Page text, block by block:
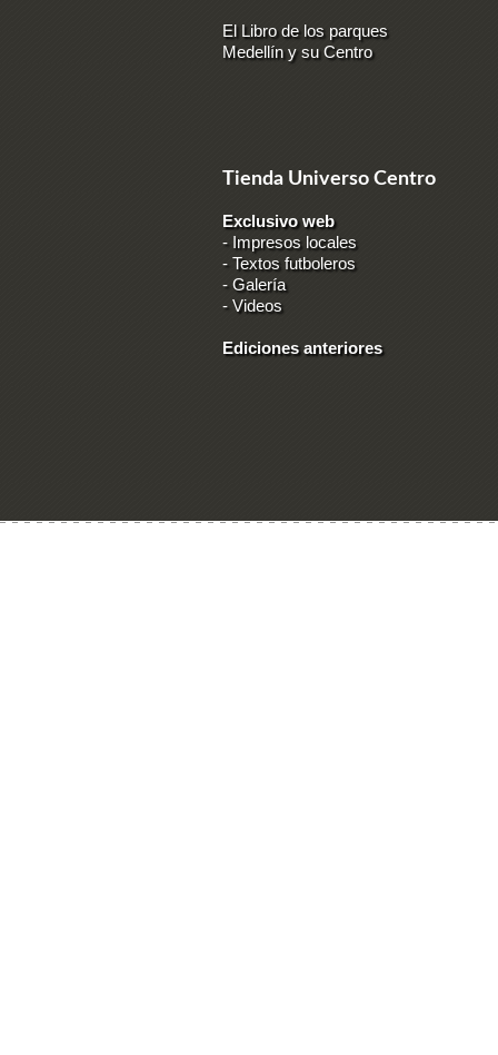
El Libro de los parques
Medellín y su Centro
Tienda Universo Centro
Exclusivo web
- Impresos locales
- Textos futboleros
-Galería
-Videos
Ediciones anteriores